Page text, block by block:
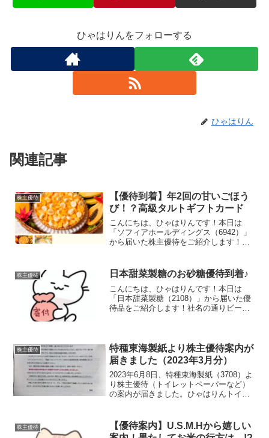
ひゃはりんをフォローする
ひゃはりん
関連記事
株主優待
【優待到着】年2回の甘いごほう
び！？高級タルトギフトカード
こんにちは、ひゃはりんです！本日は
「ソフィアホールディングス（6942）」
から届いた株主優待をご紹介します！ワ
で利用可能なギフトカードです！届いた
優待カード♪キルフェボ...
株主優待 日本甜菜製糖のお砂糖優待到着♪
こんにちは、ひゃはりんです！本日は
「日本甜菜製糖（2108）」から届いた優
待品をご紹介します！社名の通りビート
わが家に到着しました〜...
株主優待
特種東海製紙より株主優待案内が
届きました（2023年3月分）
2023年6月8日、特種東海製紙（3708）よ
り株主優待（トイレットペーパーなど）
の案内が届きました。ひゃはりんトイレ
月末時点の株主を対象とした優待内容と
なっています...
株主優待
【優待案内】U.S.M.Hから嬉しい